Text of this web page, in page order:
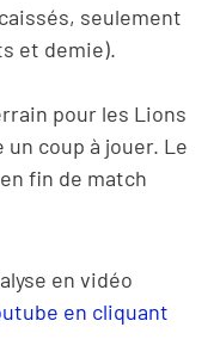
seulement
et demie).
pour les Lions
un coup à jouer. Le
fin de match
en vidéo
en cliquant